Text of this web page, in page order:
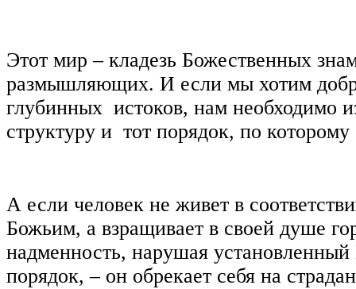
Этот мир ‒ кладезь Божественных
размышляющих. И если мы хотим
глубинных истоков, нам необходимо
структуру и тот порядок, по которому
А если человек не живет в
Божьим, а взращивает в своей душе
надменность, нарушая
порядок, ‒ он обрекает себя на